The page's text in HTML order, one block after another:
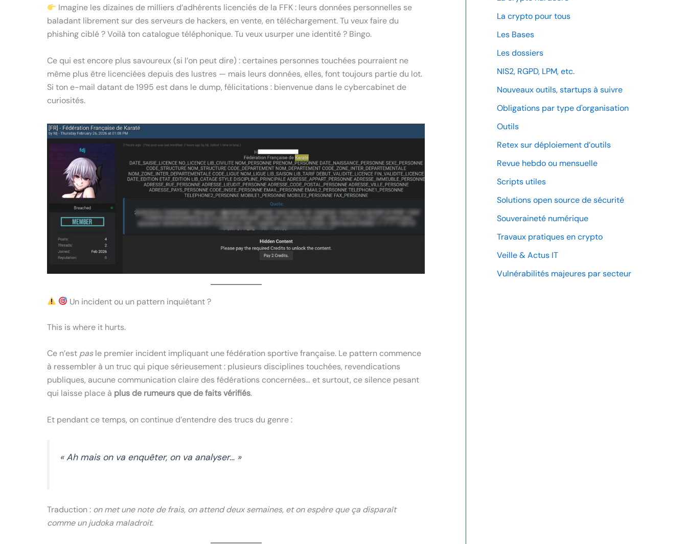
Imagine les dizaines de milliers d’adhérents licenciés de la FFK : leurs données personnelles se
baladant librement sur des serveurs de hackers, en vente, en téléchargement. Tu veux faire du
phishing ciblé ? Voilà ton catalogue téléphonique. Tu veux usurper une identité ? Bingo.
Ce qui est encore plus savoureux (si l’on peut dire) : certaines personnes touchées pourraient ne
même plus être licenciées depuis des lustres — mais leurs données, elles, font toujours partie du lot.
Si ton e-mail datant de 1995 est dans le dump, félicitations : bienvenue dans le cybercabinet de
curiosités.
Un incident ou un pattern inquiétant ?
This is where it hurts.
Ce n’est pasle premier incident impliquant une fédération sportive française. Le pattern commence
à ressembler à un truc qui pique sérieusement : plusieurs disciplines touchées, revendications
publiques, aucune communication claire des fédérations concernées… et surtout, ce silence pesant
qui laisse place à plus de rumeurs que de faits vérifiés.
Et pendant ce temps, on continue d’entendre des trucs du genre :
« Ah mais on va enquêter, on va analyser… »
Traduction : on met une note de frais, on attend deux semaines, et on espère que ça disparaît
comme un judoka maladroit.
La crypto pour tous
Les Bases
Les dossiers
NIS2, RGPD, LPM, etc.
Nouveaux outils, startups à suivre
Obligations par type d'organisation
Outils
Retex sur déploiement d’outils
Revue hebdo ou mensuelle
Scripts utiles
Solutions open source de sécurité
Souveraineté numérique
Travaux pratiques en crypto
Veille & Actus IT
Vulnérabilités majeures par secteur